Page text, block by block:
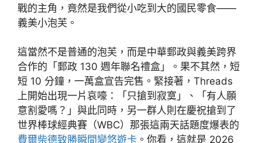
戰的主角，竟然是我們從小吃到大的國民零食——
義美小泡芙。
這當然不是普通的泡芙，而是中華郵政與義美跨界
合作的「郵政 130 週年聯名禮盒」。果不其然，短
短 10 分鐘，一萬盒宣告完售。緊接著，Threads
上開始出現一片哀嚎：「只搶到寂寞」、「有人願
意割愛嗎？」與此同時，另一群人則在慶祝搶到了
世界棒球經典賽（WBC）那張這兩天話題度爆表的
費爾柴德致勝瞬間變悠遊卡 。你看，這就是 2026